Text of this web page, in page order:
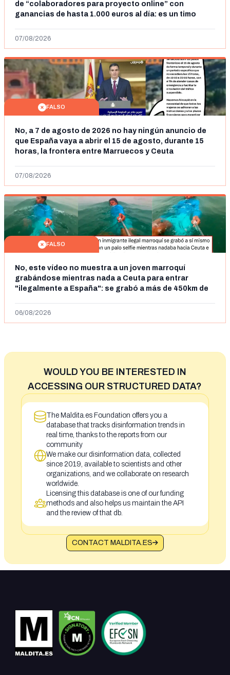
de “colaboradores para proyecto online” con
ganancias de hasta 1.000 euros al día: es un timo
07/08/2026
FALSO
No, a 7 de agosto de 2026 no hay ningún anuncio de
que España vaya a abrir el 15 de agosto, durante 15
horas, la frontera entre Marruecos y Ceuta
07/08/2026
FALSO
No, este vídeo no muestra a un joven marroquí
grabándose mientras nada a Ceuta para entrar
"ilegalmente a España": se grabó a más de 450km de
06/08/2026
WOULD YOU BE INTERESTED IN
ACCESSING OUR STRUCTURED DATA?
The Maldita.es Foundation offers you a
database that tracks disinformation trends in
real time, thanks to the reports from our
community
We make our disinformation data, collected
since 2019, available to scientists and other
organizations, and we collaborate on research
worldwide.
Licensing this database is one of our funding
methods and also helps us maintain the API
and the review of that db.
CONTACT MALDITA.ES